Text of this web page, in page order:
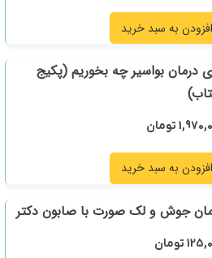
افزودن به سبد خرید
درمان بواسیر چه بخوریم (پکیج
تومان
افزودن به سبد خرید
جوش و لک صورت با صابون دکتر
تومان